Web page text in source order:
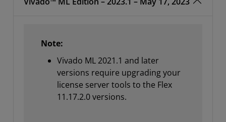
Note:
Vivado ML 2021.1 and later
versions require upgrading your
license server tools to the Flex
11.17.2.0 versions.